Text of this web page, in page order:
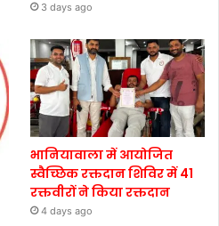
3 days ago
भानियावाला में आयोजित
स्वैच्छिक रक्तदान शिविर में 41
रक्तवीरों ने किया रक्तदान
4 days ago